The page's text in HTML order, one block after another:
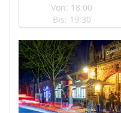
Von: 18:00
Bis: 19:30